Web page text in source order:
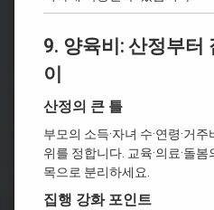
9. 양육비: 산정부터
이
산정의 큰 틀
부모의 소득·자녀 수·연령·거
위를 정합니다. 교육·의료·돌
목으로 분리하세요.
집행 강화 포인트